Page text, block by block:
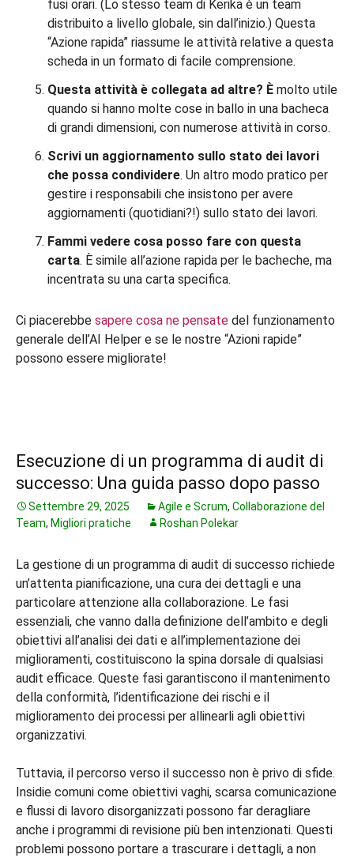
fusi orari. (Lo stesso team di Kerika è un team
distribuito a livello globale, sin dall’inizio.) Questa
“Azione rapida” riassume le attività relative a questa
scheda in un formato di facile comprensione.
Questa attività è collegata ad altre? È molto utile
quando si hanno molte cose in ballo in una bacheca
di grandi dimensioni, con numerose attività in corso.
Scrivi un aggiornamento sullo stato dei lavori
che possa condividere. Un altro modo pratico per
gestire i responsabili che insistono per avere
aggiornamenti (quotidiani?!) sullo stato dei lavori.
Fammi vedere cosa posso fare con questa
carta. È simile all’azione rapida per le bacheche, ma
incentrata su una carta specifica.
Ci piacerebbe sapere cosa ne pensate del funzionamento
generale dell’AI Helper e se le nostre “Azioni rapide”
possono essere migliorate!
Esecuzione di un programma di audit di
successo: Una guida passo dopo passo
Settembre 29, 2025 Agile e Scrum, Collaborazione del
Team, Migliori pratiche Roshan Polekar
La gestione di un programma di audit di successo richiede
un’attenta pianificazione, una cura dei dettagli e una
particolare attenzione alla collaborazione. Le fasi
essenziali, che vanno dalla definizione dell’ambito e degli
obiettivi all’analisi dei dati e all’implementazione dei
miglioramenti, costituiscono la spina dorsale di qualsiasi
audit efficace. Queste fasi garantiscono il mantenimento
della conformità, l’identificazione dei rischi e il
miglioramento dei processi per allinearli agli obiettivi
organizzativi.
Tuttavia, il percorso verso il successo non è privo di sfide.
Insidie comuni come obiettivi vaghi, scarsa comunicazione
e flussi di lavoro disorganizzati possono far deragliare
anche i programmi di revisione più ben intenzionati. Questi
problemi possono portare a trascurare i dettagli, a non